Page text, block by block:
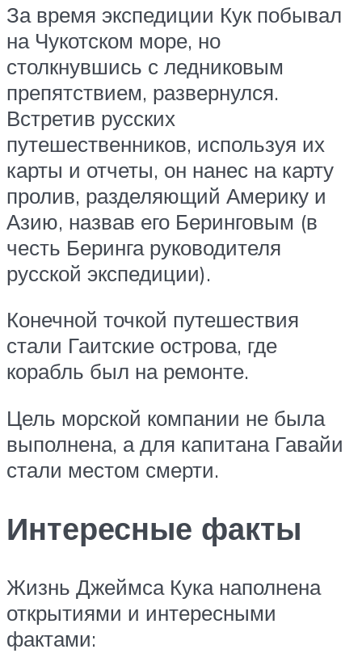
За время экспедиции Кук побывал
на Чукотском море, но
столкнувшись с ледниковым
препятствием, развернулся.
Встретив русских
путешественников, используя их
карты и отчеты, он нанес на карту
пролив, разделяющий Америку и
Азию, назвав его Беринговым (в
честь Беринга руководителя
русской экспедиции).
Конечной точкой путешествия
стали Гаитские острова, где
корабль был на ремонте.
Цель морской компании не была
выполнена, а для капитана Гавайи
стали местом смерти.
Интересные факты
Жизнь Джеймса Кука наполнена
открытиями и интересными
фактами: